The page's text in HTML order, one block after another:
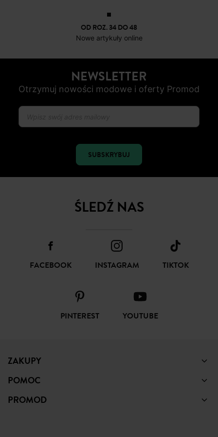
OD ROZ. 34 DO 48
Nowe artykuły online
NEWSLETTER
Otrzymuj nowości modowe i oferty Promod
SUBSKRYBUJ
ŚLEDŹ NAS
FACEBOOK INSTAGRAM TIKTOK
PINTEREST YOUTUBE
ZAKUPY
POMOC
PROMOD